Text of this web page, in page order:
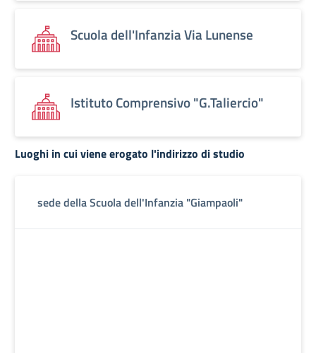
Scuola dell'Infanzia Via Lunense
Istituto Comprensivo "G.Taliercio"
Luoghi in cui viene erogato l'indirizzo di studio
sede della Scuola dell'Infanzia "Giampaoli"